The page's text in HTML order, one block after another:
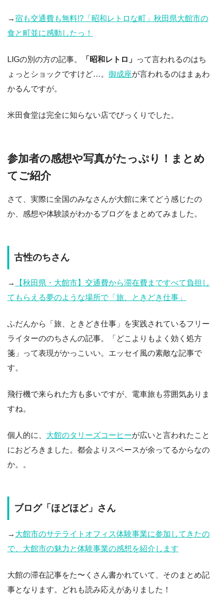
→宿も交通費も無料!?「昭和レトロな町」秋田県大館市の
食と町並に感動したっ！
LIGの別の方の記事。 「昭和レトロ」 って言われるのはち
ょっとショックですけど…。 御成座が言われるのはまぁわ
かるんですが。
米田食堂は完全に知らない店でびっくりでした。
参加者の感想や写真がたっぷり！まとめ
てご紹介
さて、実際に全国のみなさんが大館に来てどう感じたの
か、感想や体験談がわかるブログをまとめてみました。
古性のちさん
→
【秋田県・大館市】交通費から滞在費まですべて負担し
てもらえる夢のような場所で「旅、ときどき仕事」
ふだんから「旅、ときどき仕事」を実践されているフリー
ライターののちさんの記事。「どこよりもよく効く処方
箋」って表現がかっこいい。エッセイ風の素敵な記事で
す。
飛行機で来られた方も多いですが、電車旅も雰囲気ありま
すね。
個人的に、 大館のタリーズコーヒーが広いと言われたこと
におどろきました。都会よりスペースが余ってるからなの
か。。
ブログ「ほどほど」さん
→ 大館市のサテライトオフィス体験事業に参加してきたの
で、大館市の魅力と体験事業の感想を紹介します
大館の滞在記事をた〜くさん書かれていて、そのまとめ記
事となります。どれも読み応えがありました！